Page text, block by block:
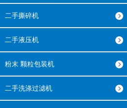
二手撕碎机
二手液压机
粉末 颗粒包装机
二手洗涤过滤机